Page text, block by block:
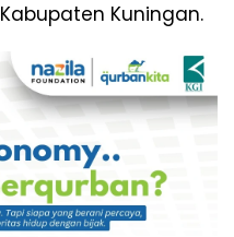
Kuningan.